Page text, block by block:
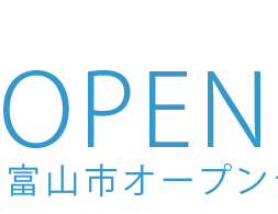
Skip to main content